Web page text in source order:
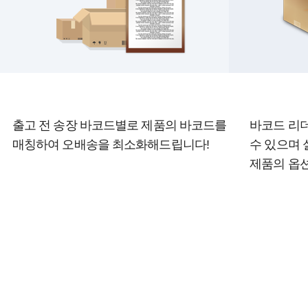
출고 전 송장 바코드별로 제품의 바코드를
매칭하여 오배송을 최소화해드립니다!
바코드 리
수 있으며
제품의 옵